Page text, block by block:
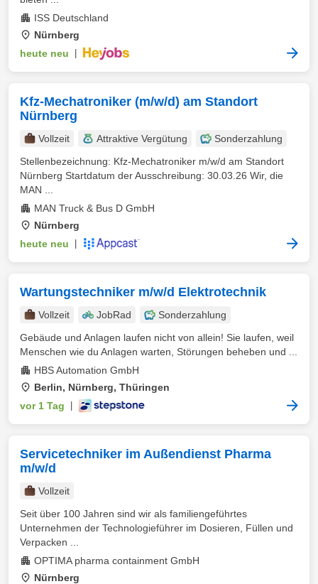
ISS Deutschland
Nürnberg
heute neu
Kfz-Mechatroniker (m/w/d) am Standort
Nürnberg
Vollzeit Attraktive Vergütung
Sonderzahlung
Stellenbezeichnung: Kfz-Mechatroniker m/w/d am Standort
Nürnberg Startdatum der Ausschreibung: 30.03.26 Wir, die
MAN ...
MAN Truck & Bus D GmbH
Nürnberg
heute neu
Wartungstechniker m/w/d Elektrotechnik
Vollzeit JobRad
Sonderzahlung
Gebäude und Anlagen laufen nicht von allein! Sie laufen, weil
Menschen wie du Anlagen warten, Störungen beheben und ...
HBS Automation GmbH
Berlin, Nürnberg, Thüringen
vor 1 Tag
Servicetechniker im Außendienst Pharma
m/w/d
Vollzeit
Seit über 100 Jahren sind wir als familiengeführtes
Unternehmen der Technologieführer im Dosieren, Füllen und
Verpacken ...
OPTIMA pharma containment GmbH
Nürnberg